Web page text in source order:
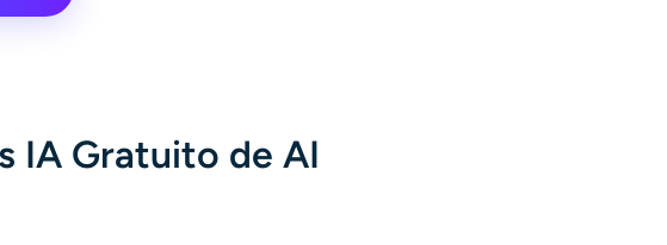
IA Gratuito de AI